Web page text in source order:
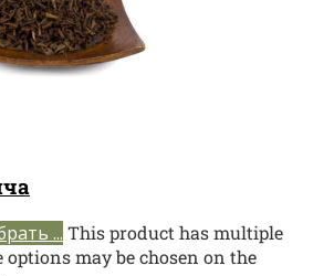
... This product has multiple
may be chosen on the